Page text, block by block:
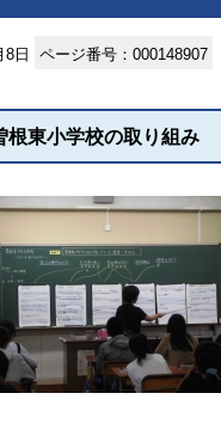
日 ページ番号：000148907
東小学校の取り組み